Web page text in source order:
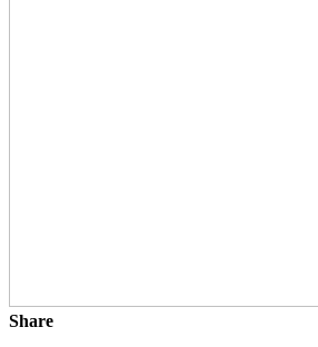
Share